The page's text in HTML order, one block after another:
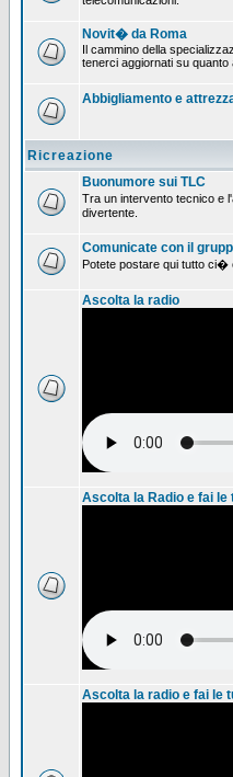
Novit� da Roma
Il cammino della
tenerci aggiornati su quanto
Abbigliamento e
Ricreazione
Buonumore sui TLC
Tra un intervento tecnico e
divertente.
Comunicate con il
Potete postare qui tutto ci�
Ascolta la radio
Ascolta la Radio e fai le
Ascolta la radio e fai le